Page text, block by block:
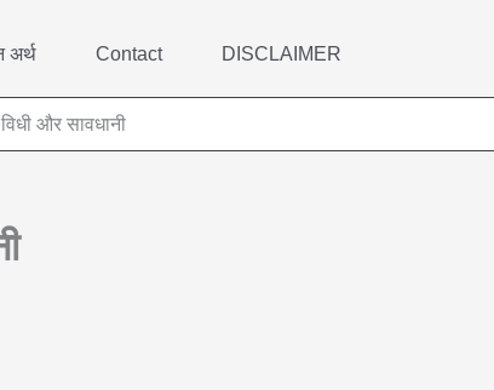
अर्थ Contact DISCLAIMER
और सावधानी